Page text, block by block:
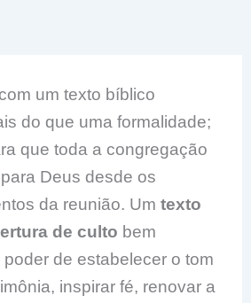
um texto bíblico
do que uma formalidade;
que toda a congregação
Deus desde os
da reunião. Umtexto
de culto bem
de estabelecer o tom
inspirar fé, renovar a